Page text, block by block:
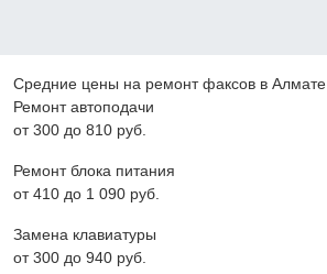
Средние цены на ремонт факсов в Алмате
Ремонт автоподачи
от 300 до 810 pyб.
Ремонт блока питания
от 410 до 1 090 pyб.
Замена клавиатуры
от 300 до 940 pyб.